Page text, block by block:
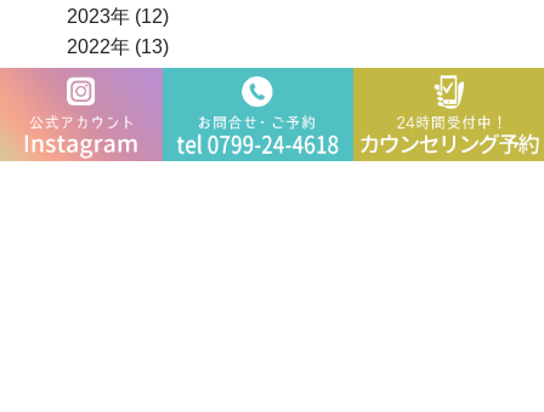
2023年 (12)
2022年 (13)
2021年
2020年